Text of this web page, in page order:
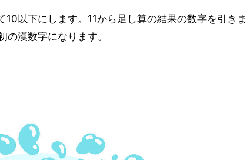
以下にします。11から足し算の結果の数字を引きま
漢数字になります。